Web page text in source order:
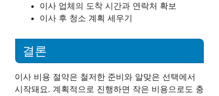
이사 업체의 도착 시간과 연락처 확보
이사 후 청소 계획 세우기
결론
이사 비용 절약은 철저한 준비와 알맞은 선택에서
시작돼요. 계획적으로 진행하면 작은 비용으로도 충